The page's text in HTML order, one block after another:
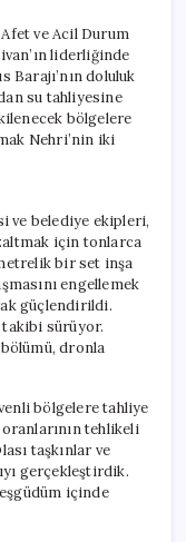
15
Bin
Kişi
Tahliye
Edildi
ve
Dev
için
ve Acil Durum
liderliğinde
Barajı’nın doluluk
su tahliyesine
bölgelere
Nehri’nin iki
ve belediye ekipleri,
için tonlarca
bir set inşa
engellemek
güçlendirildi.
takibi sürüyor.
bölümü, dronla
bölgelere tahliye
tehlikeli
taşkınlar ve
gerçekleştirdik.
içinde